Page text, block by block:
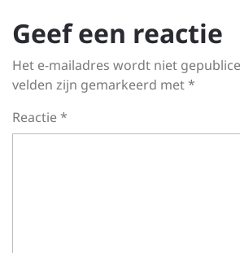
Geef een reactie
Het e-mailadres wordt niet
velden zijn gemarkeerd met*
Reactie*